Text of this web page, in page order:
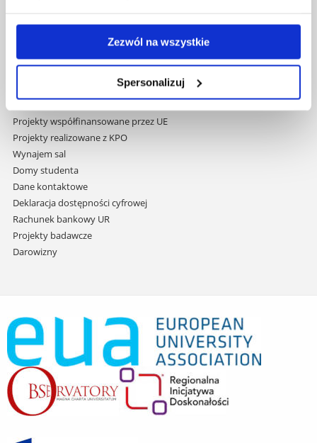
Zezwól na wszystkie
Spersonalizuj
Wydawnictwo
Studia podyplomowe
Projekty współfinansowane przez UE
Projekty realizowane z KPO
Wynajem sal
Domy studenta
Dane kontaktowe
Deklaracja dostępności cyfrowej
Rachunek bankowy UR
Projekty badawcze
Darowizny